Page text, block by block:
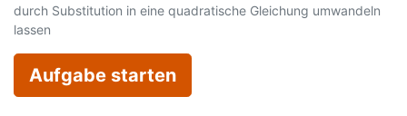
durch Substitution in eine quadratische Gleichung umwandeln
lassen
Aufgabe starten